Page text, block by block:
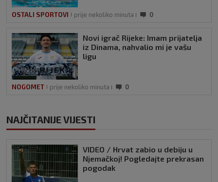
OSTALI SPORTOVI prije nekoliko minuta 0
Novi igrač Rijeke: Imam prijatelja
iz Dinama, nahvalio mi je vašu
ligu
NOGOMET prije nekoliko minuta 0
NAJČITANIJE VIJESTI
VIDEO / Hrvat zabio u debiju u
Njemačkoj! Pogledajte prekrasan
pogodak